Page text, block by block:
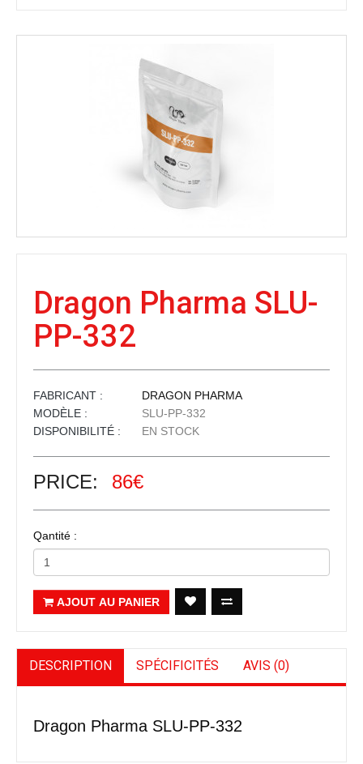
Dragon Pharma SLU-
PP-332
FABRICANT :
DRAGON PHARMA
MODÈLE :
SLU-PP-332
DISPONIBILITÉ :
EN STOCK
PRICE: 86€
Qantité :
AJOUT AU PANIER
DESCRIPTION SPÉCIFICITÉS AVIS (0)
Dragon Pharma SLU-PP-332